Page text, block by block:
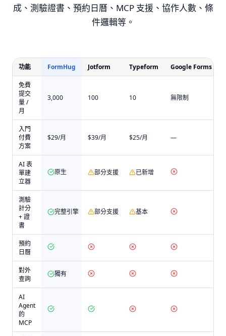
成、測驗證書、預約日曆、MCP 支援、協作人數、條
件邏輯等。
功能 FormHug Jotform Typeform Google Forms
免費
提交
量 /
月
3,000 100 10 無限制
入門
付費
方案
$29/月 $39/月 $25/月 —
AI 表
單建
立器
原生 部分支援 已新增
測驗
計分
+ 證
書
完整引擎 部分支援 基本
預約
日曆
對外
查詢
獨有
AI
Agent
的
MCP